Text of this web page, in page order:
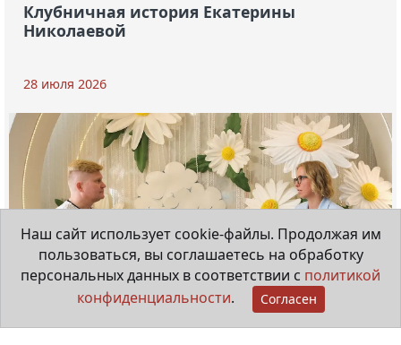
Клубничная история Екатерины
Николаевой
28 июля 2026
Наш сайт использует cookie-файлы. Продолжая им
пользоваться, вы соглашаетесь на обработку
персональных данных в соответствии с политикой
конфиденциальности. Согласен